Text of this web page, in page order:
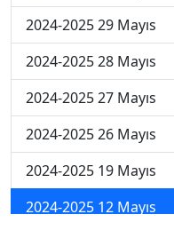
2024-2025 29 Mayıs
2024-2025 28 Mayıs
2024-2025 27 Mayıs
2024-2025 26 Mayıs
2024-2025 19 Mayıs
2024-2025 12 Mayıs